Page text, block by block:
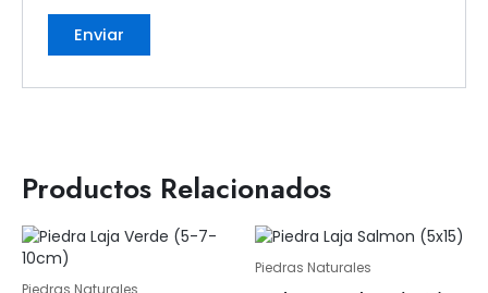
Productos Relacionados
Piedras Naturales
Piedras Naturales